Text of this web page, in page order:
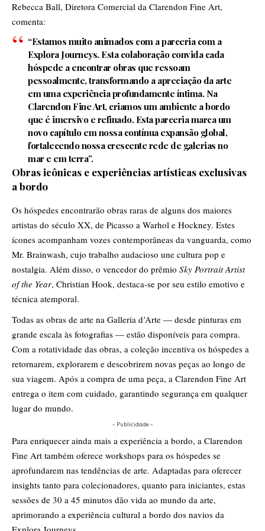
Rebecca Ball, Diretora Comercial da Clarendon Fine Art,
comenta:
“Estamos muito animados com a parceria com a
Explora Journeys. Esta colaboração convida cada
hóspede a encontrar obras que ressoam
pessoalmente, transformando a apreciação da arte
em uma experiência profundamente íntima. Na
Clarendon Fine Art, criamos um ambiente a bordo
que é imersivo e refinado. Esta parceria marca um
novo capítulo em nossa contínua expansão global,
fortalecendo nossa crescente rede de galerias no
mar e em terra”.
Obras icônicas e experiências artísticas exclusivas
a bordo
Os hóspedes encontrarão obras raras de alguns dos maiores
artistas do século XX, de Picasso a Warhol e Hockney. Estes
ícones acompanham vozes contemporâneas da vanguarda, como
Mr. Brainwash, cujo trabalho audacioso une cultura pop e
nostalgia. Além disso, o vencedor do prêmio Sky Portrait Artist
of the Year, Christian Hook, destaca-se por seu estilo emotivo e
técnica atemporal.
Todas as obras de arte na Galleria d’Arte — desde pinturas em
grande escala às fotografias — estão disponíveis para compra.
Com a rotatividade das obras, a coleção incentiva os hóspedes a
retornarem, explorarem e descobrirem novas peças ao longo de
sua viagem. Após a compra de uma peça, a Clarendon Fine Art
entrega o item com cuidado, garantindo segurança em qualquer
lugar do mundo.
- Publicidade -
Para enriquecer ainda mais a experiência a bordo, a Clarendon
Fine Art também oferece workshops para os hóspedes se
aprofundarem nas tendências de arte. Adaptadas para oferecer
insights tanto para colecionadores, quanto para iniciantes, estas
sessões de 30 a 45 minutos dão vida ao mundo da arte,
aprimorando a experiência cultural a bordo dos navios da